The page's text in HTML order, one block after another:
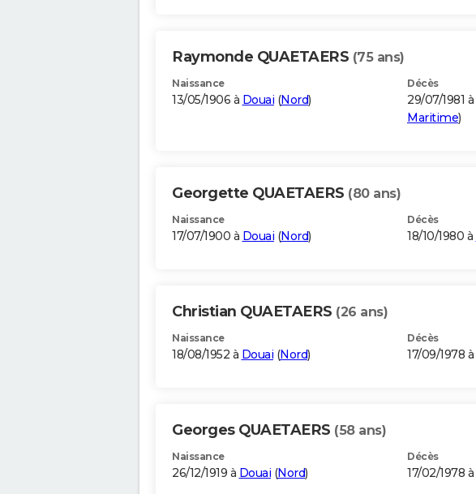
Raymonde QUAETAERS (75 ans)
Naissance
13/05/1906 à Douai (Nord)
Décès
29/07/1981 à
Maritime)
Georgette QUAETAERS (80 ans)
Naissance
17/07/1900 à Douai (Nord)
Décès
18/10/1980 à
Christian QUAETAERS (26 ans)
Naissance
18/08/1952 à Douai (Nord)
Décès
17/09/1978 à
Georges QUAETAERS (58 ans)
Naissance
26/12/1919 à Douai (Nord)
Décès
17/02/1978 à